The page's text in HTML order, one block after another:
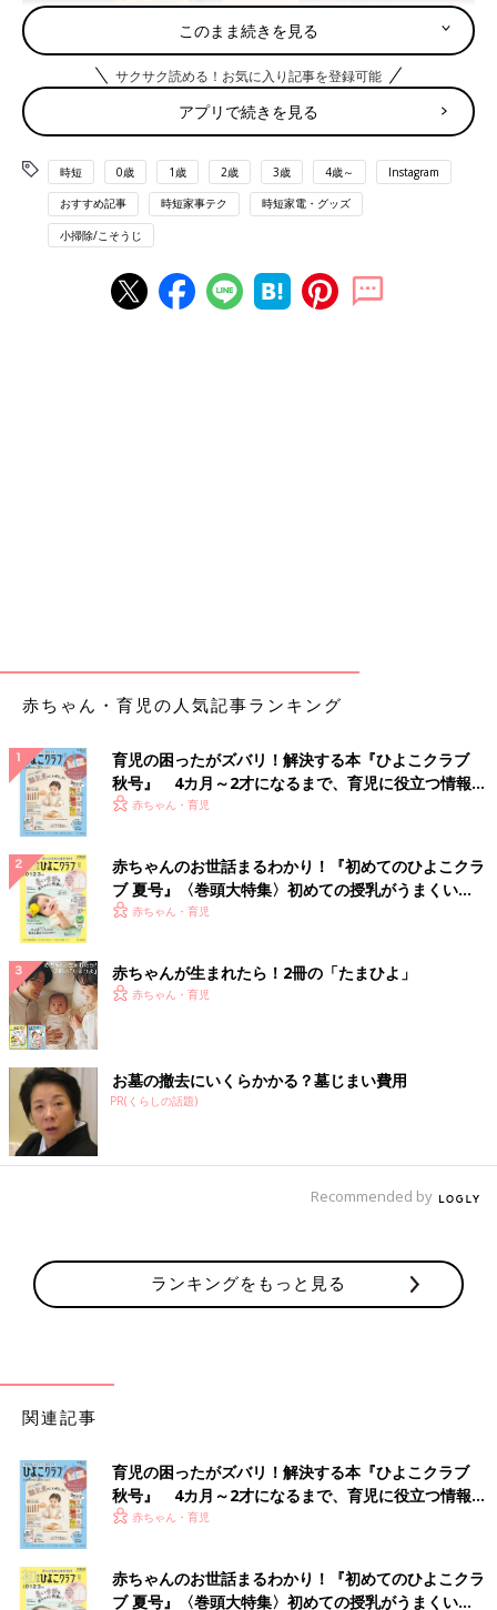
出典：Instagramアカウント「chia_ie0221」
chiaさんは週末のみ「流せるトイレブラシ」で便器の中を掃除し
ているとのこと。平日の朝にはシートでささっと拭き掃除するこ
とを習慣化しているそうで、トイレ掃除の負担が軽くなったんだ
とか！
「ルックプラス 泡ピタ」で流すだけ！
出典：Instagramアカウント「mimiroom_m」
mimiroom_mさんはトイレのこそうじ（小掃除）に「ルックプ
ラス 泡ピタ」を使っているそう。便器にスプレーして60秒後に
流すだけで掃除することができるとのこと。床にも使えるのが便
利なポイントだとか！
水に流せるティッシュで蛇口ピカピカ
このまま続きを見る
サクサク読める！お気に入り記事を登録可能
アプリで続きを見る
時短 0歳 1歳 2歳 3歳 4歳～ Instagram
おすすめ記事 時短家事テク 時短家電・グッズ
小掃除/こそうじ
赤ちゃん・育児の人気記事ランキング
育児の困ったがズバリ！解決する本『ひよこクラブ
秋号』 4カ月～2才になるまで、育児に役立つ情報が
いっぱい！
赤ちゃん・育児
赤ちゃんのお世話まるわかり！『初めてのひよこクラ
ブ 夏号』〈巻頭大特集〉初めての授乳がうまくい
く！ おっぱい・ミルクの基本と夏のトラブル 解決テ
赤ちゃん・育児
赤ちゃんが生まれたら！2冊の「たまひよ」
赤ちゃん・育児
お墓の撤去にいくらかかる？墓じまい費用
PR(くらしの話題)
Recommended by
ランキングをもっと見る
関連記事
育児の困ったがズバリ！解決する本『ひよこクラブ
秋号』 4カ月～2才になるまで、育児に役立つ情報が
いっぱい！
赤ちゃん・育児
赤ちゃんのお世話まるわかり！『初めてのひよこクラ
ブ 夏号』〈巻頭大特集〉初めての授乳がうまくい